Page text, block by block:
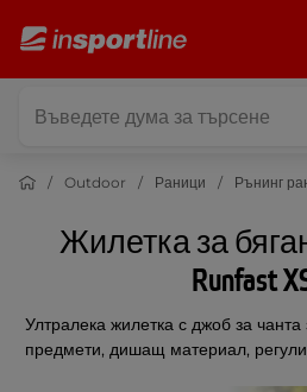
Outdoor Раници Рънинг
Жилетка за
Runfast
Ултралека жилетка с джоб за
предмети, дишащ материал,